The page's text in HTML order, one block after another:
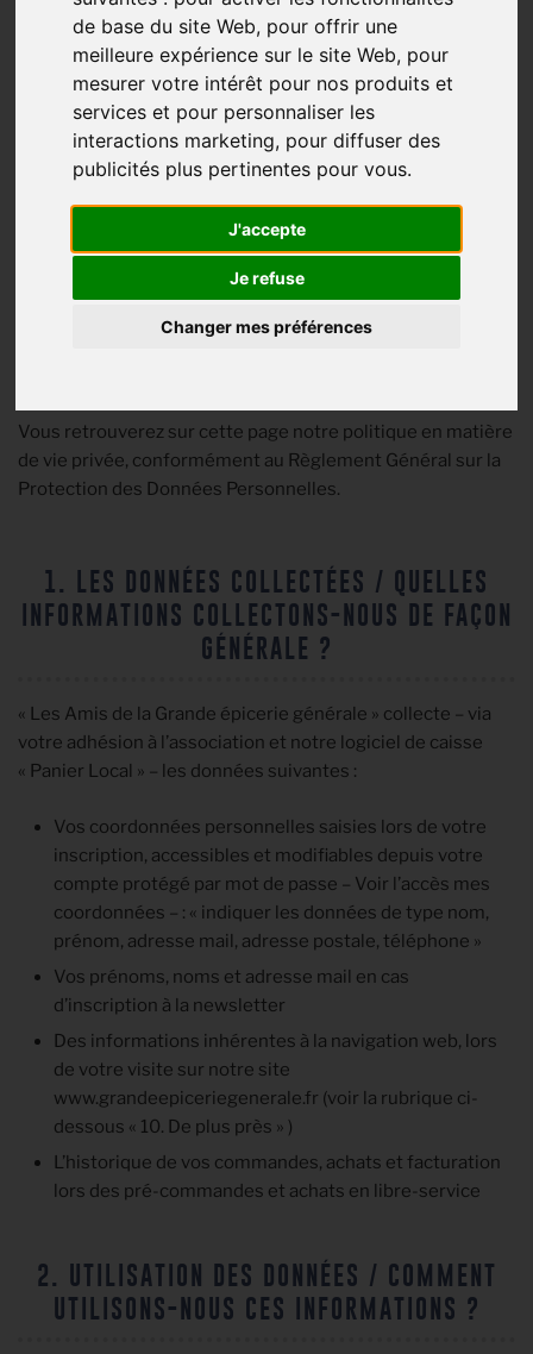
de base du site Web, pour offrir une
meilleure expérience sur le site Web, pour
mesurer votre intérêt pour nos produits et
services et pour personnaliser les
interactions marketing, pour diffuser des
publicités plus pertinentes pour vous.
J'accepte
Je refuse
Changer mes préférences
POLITIQUE DE
CONFIDENTIALITÉ
QUI SOMMES-NOUS ?
Les Amis de la Grande épicerie générale est l’association
Vous retrouverez sur cette page notre politique en matière
de vie privée, conformément au Règlement Général sur la
Protection des Données Personnelles.
1. LES DONNÉES COLLECTÉES / QUELLES
INFORMATIONS COLLECTONS-NOUS DE FAÇON
GÉNÉRALE ?
« Les Amis de la Grande épicerie générale » collecte – via
votre adhésion à l’association et notre logiciel de caisse
« Panier Local » – les données suivantes :
Vos coordonnées personnelles saisies lors de votre
inscription, accessibles et modifiables depuis votre
compte protégé par mot de passe – Voir l’accès mes
coordonnées – : « indiquer les données de type nom,
prénom, adresse mail, adresse postale, téléphone »
Vos prénoms, noms et adresse mail en cas
d’inscription à la newsletter
Des informations inhérentes à la navigation web, lors
de votre visite sur notre site
www.grandeepiceriegenerale.fr (voir la rubrique ci-
dessous « 10. De plus près » )
L’historique de vos commandes, achats et facturation
lors des pré-commandes et achats en libre-service
2. UTILISATION DES DONNÉES / COMMENT
UTILISONS-NOUS CES INFORMATIONS ?